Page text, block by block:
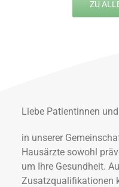
ZU
Liebe Patientinnen
in unserer
Hausärzte sowohl
um Ihre Gesundheit.
Zusatzqualifikationen